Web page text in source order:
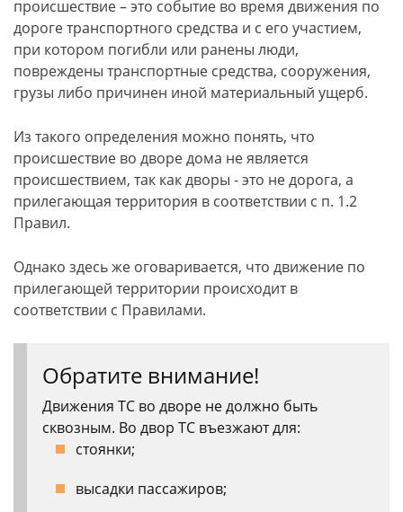
происшествие – это событие во время движения по
дороге транспортного средства и с его участием,
при котором погибли или ранены люди,
повреждены транспортные средства, сооружения,
грузы либо причинен иной материальный ущерб.
Из такого определения можно понять, что
происшествие во дворе дома не является
происшествием, так как дворы - это не дорога, а
прилегающая территория в соответствии с п. 1.2
Правил.
Однако здесь же оговаривается, что движение по
прилегающей территории происходит в
соответствии с Правилами.
Обратите внимание!
Движения ТС во дворе не должно быть
сквозным. Во двор ТС въезжают для:
стоянки;
высадки пассажиров;